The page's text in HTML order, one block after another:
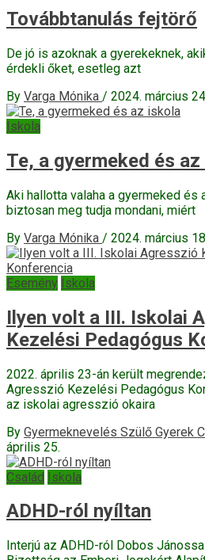
Továbbtanulás fejtörő
De jó is azoknak a gyerekeknek,
érdekli őket, esetleg azt
By Varga Mónika / 2024. március
Iskola
Te, a gyermeked és
Aki hallotta valaha a gyermeked és
biztosan meg tudja mondani, miért
By Varga Mónika / 2024. március
Esemény Iskola
Ilyen volt a III. Iskolai
Kezelési Pedagógus
2022. április 23-án került
Agresszió Kezelési Pedagógus
az iskolai agresszió okaira
By Gyermeknevelés Szülő Gyerek
április 25.
Család Iskola
ADHD-ról nyíltan
Interjú az ADHD-ról Dobos